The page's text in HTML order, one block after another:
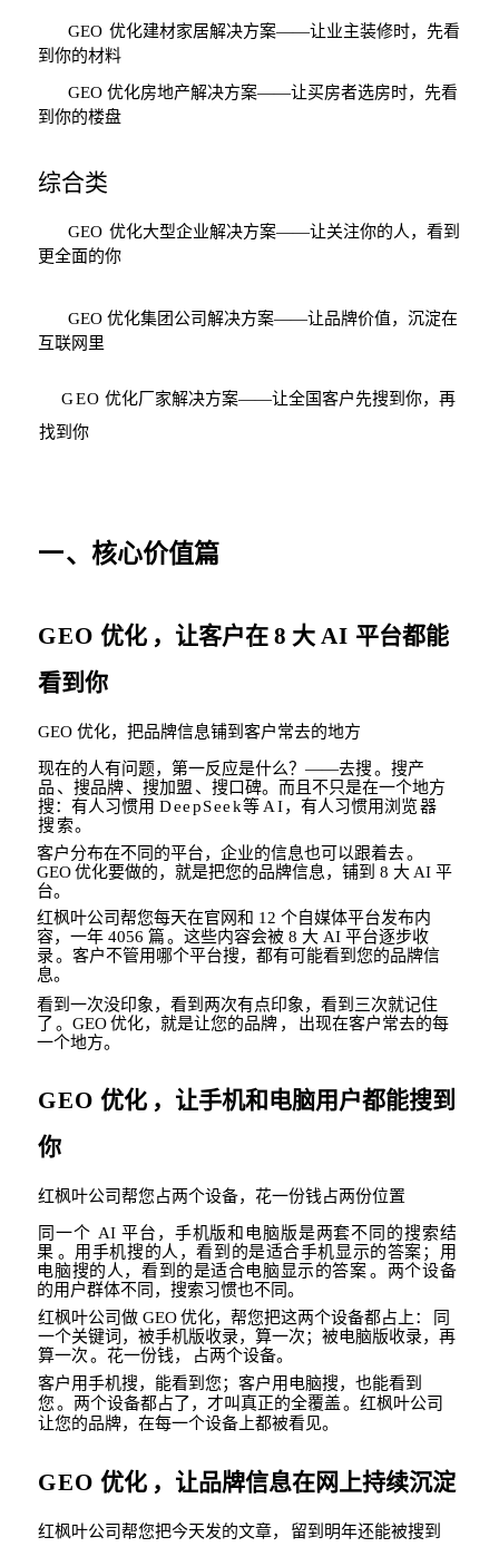
GEO 优化建材家居解决方案——让业主装修时，先看
到你的材料
GEO优化房地产解决方案——让买房者选房时，先看
到你的楼盘
综合类
GEO 优化大型企业解决方案——让关注你的人，看到
更全面的你
GEO 优化集团公司解决方案——让品牌价值，沉淀在
互联网里
GEO 优化厂家解决方案——让全国客户先搜到你，再
找到你
一、核心价值篇
GEO 优化 ，让客户在 8 大 AI 平台都能
看到你
GEO 优化，把品牌信息铺到客户常去的地方
现在的人有问题，第一反应是什么？——去搜 。搜产
品 、搜品牌、搜加盟 、搜口碑。 而且不只是在一个地方
搜：有人习惯用 DeepSeek等 AI，有人习惯用浏 览器
搜索。
客户分布在不同的平台，企业的信息也可以跟着去。
GEO 优化要做的，就是把您的品牌信息，铺到 8 大 AI平
台。
红枫叶公司帮您每天在官网和 12个自媒体平台发布内
容，一年 4056篇 。这些内容会被 8 大 AI平台逐步收
录 。客户不管用哪个平台搜，都有可能看到您的品牌信
息。
看到一次没印象，看到两次有点印象，看到三次就记住
了 。GEO 优化，就是让您的品牌 ，
出现在客户常去的每
一个地方。
GEO 优化 ，让手机和电脑用户都能搜到
你
红枫叶公司帮您占两个设备，花一份钱占两份位置
同一个 AI平台，手机版和电脑版是两套不同的搜索结
果 。用手机搜的人，看到的是适合手机显示的答案；用
电脑搜的人，看到的是适合电脑显示的答案。两个设备
的用户群体不同，搜索习惯也不同。
红枫叶公司做 GEO 优化，帮您把这两个设备都占上：
同
一个关键词，被手机版收录，算一次；被电脑版收录，再
算一次 。花一份钱，
占两个设备。
客户用手机搜，能看到您；客户用电脑搜，也能看到
您 。两个设备都占了，才叫真正的全覆盖 。红枫叶公司
让您的品牌，在每一个设备上都被看见。
GEO 优化 ，让品牌信息在网上持续沉淀
红枫叶公司帮您把今天发的文章， 留到明年还能被搜到